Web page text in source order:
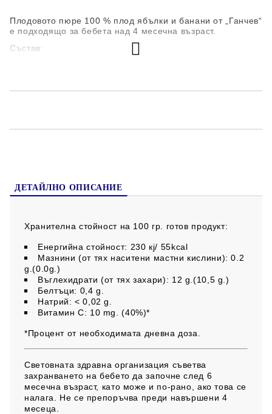
Плодовото пюре 100 % плод ябълки и банани от „Ганчев“
е подходящо за бебета над 4 месечна възраст.
Състав:
ДЕТАЙЛНО ОПИСАНИЕ
Хранителна стойност на 100 гр. готов продукт:
Енергийна стойност: 230 кj/ 55kcal
Мазнини (от тях наситени мастни кислини): 0.2
g.(0.0g.)
Въглехидрати (от тях захари): 12 g.(10,5 g.)
Белтъци: 0,4 g.
Натрий: < 0,02 g.
Витамин С: 10 mg. (40%)*
*Процент от необходимата дневна доза.
Световната здравна организация съветва
захранването на бебето да започне след 6
месечна възраст, като може и по-рано, ако това се
налага. Не се препоръчва преди навършени 4
месеца.